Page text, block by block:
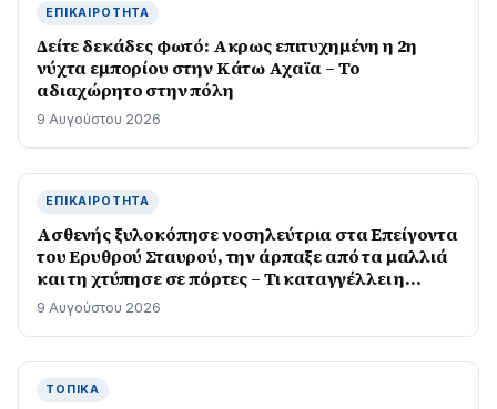
ΕΠΙΚΑΙΡΌΤΗΤΑ
Δείτε δεκάδες φωτό: Ακρως επιτυχημένη η 2η
νύχτα εμπορίου στην Κάτω Αχαϊα – Το
αδιαχώρητο στην πόλη
9 Αυγούστου 2026
ΕΠΙΚΑΙΡΌΤΗΤΑ
Ασθενής ξυλοκόπησε νοσηλεύτρια στα Επείγοντα
του Ερυθρού Σταυρού, την άρπαξε από τα μαλλιά
και τη χτύπησε σε πόρτες – Τι καταγγέλλει η
ΠΟΕΔΗΝ
9 Αυγούστου 2026
ΤΟΠΙΚΆ